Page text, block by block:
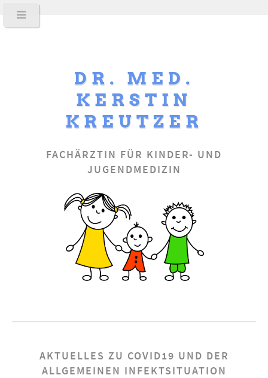
DR. MED.
KERSTIN
KREUTZER
FACHÄRZTIN FÜR KINDER- UND
JUGENDMEDIZIN
AKTUELLES ZU COVID19 UND DER
ALLGEMEINEN INFEKTSITUATION